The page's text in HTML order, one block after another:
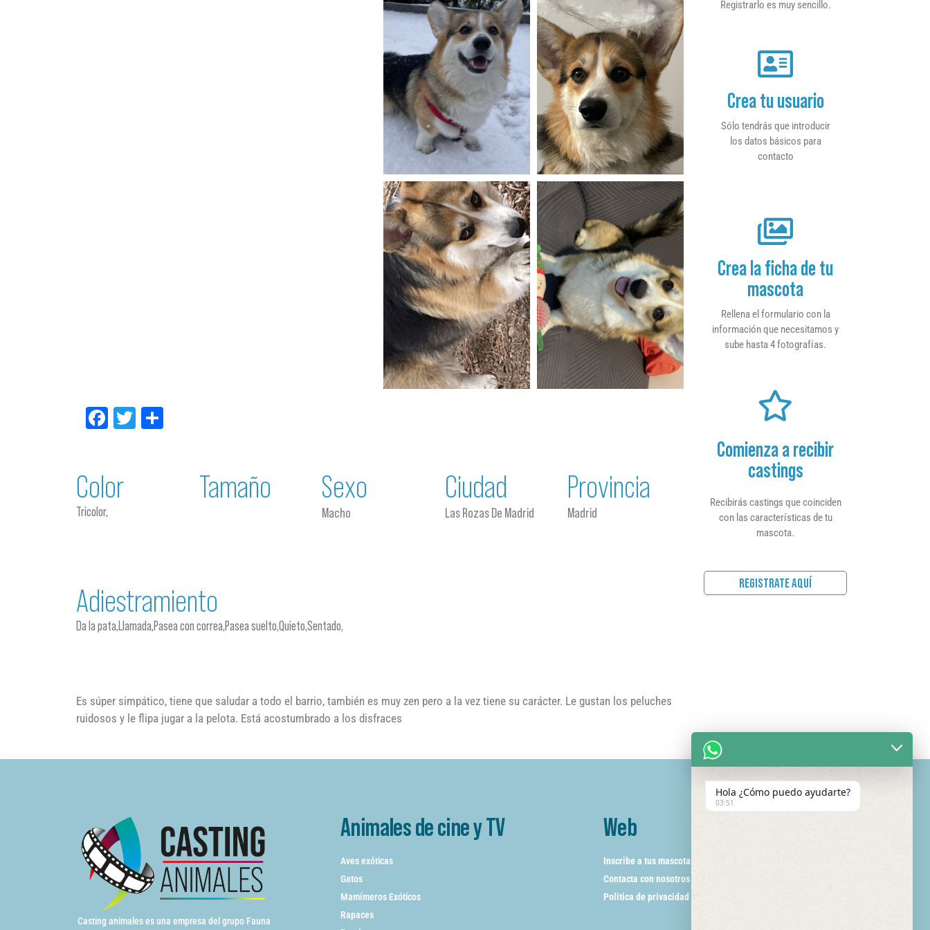
Facebook
Twitter
Color
Tricolor,
Tamaño Sexo
Macho
Ciudad
Las Rozas De Madrid
Provincia
Madrid
Adiestramiento
Da la pata,Llamada,Pasea con correa,Pasea suelto,Quieto,Sentado,
Es súper simpático, tiene que saludar a todo el barrio, también es muy zen pero a la vez tiene su carácter. Le gustan los peluches
ruidosos y le flipa jugar a la pelota. Está acostumbrado a los disfraces
Registrarlo es muy sencillo.
Crea tu usuario
Sólo tendrás que introducir
los datos básicos para
contacto
Crea la ficha de tu
mascota
Rellena el formulario con la
información que necesitamos y
sube hasta 4 fotografías.
Comienza a recibir
castings
Recibirás castings que coinciden
con las características de tu
mascota.
REGISTRATE AQUÍ
Casting animales es una empresa del grupo Fauna
Animales de cine y TV
Aves exóticas
Gatos
Mamímeros Exóticos
Rapaces
Web
Inscribe a tus mascotas
Contacta con nosotros
Politica de privacidad
Hola ¿Cómo puedo ayudarte?
03:51